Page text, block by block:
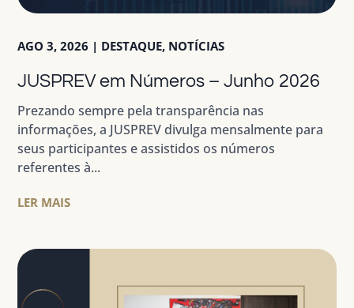
JUSPREV em Números – Junho 2026
AGO 3, 2026 | DESTAQUE, NOTÍCIAS
Prezando sempre pela transparência nas
informações, a JUSPREV divulga mensalmente para
seus participantes e assistidos os números
referentes à...
LER MAIS